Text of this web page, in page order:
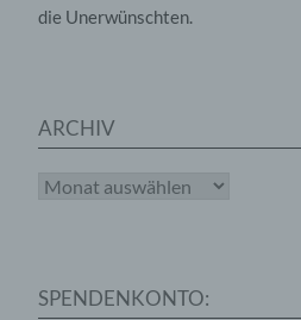
die Unerwünschten.
ARCHIV
Archiv
SPENDENKONTO: